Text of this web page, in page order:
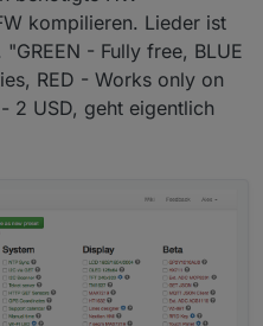
kompilieren. Lieder ist
- Fully free, BLUE
RED - Works only on
2 USD, geht eigentlich